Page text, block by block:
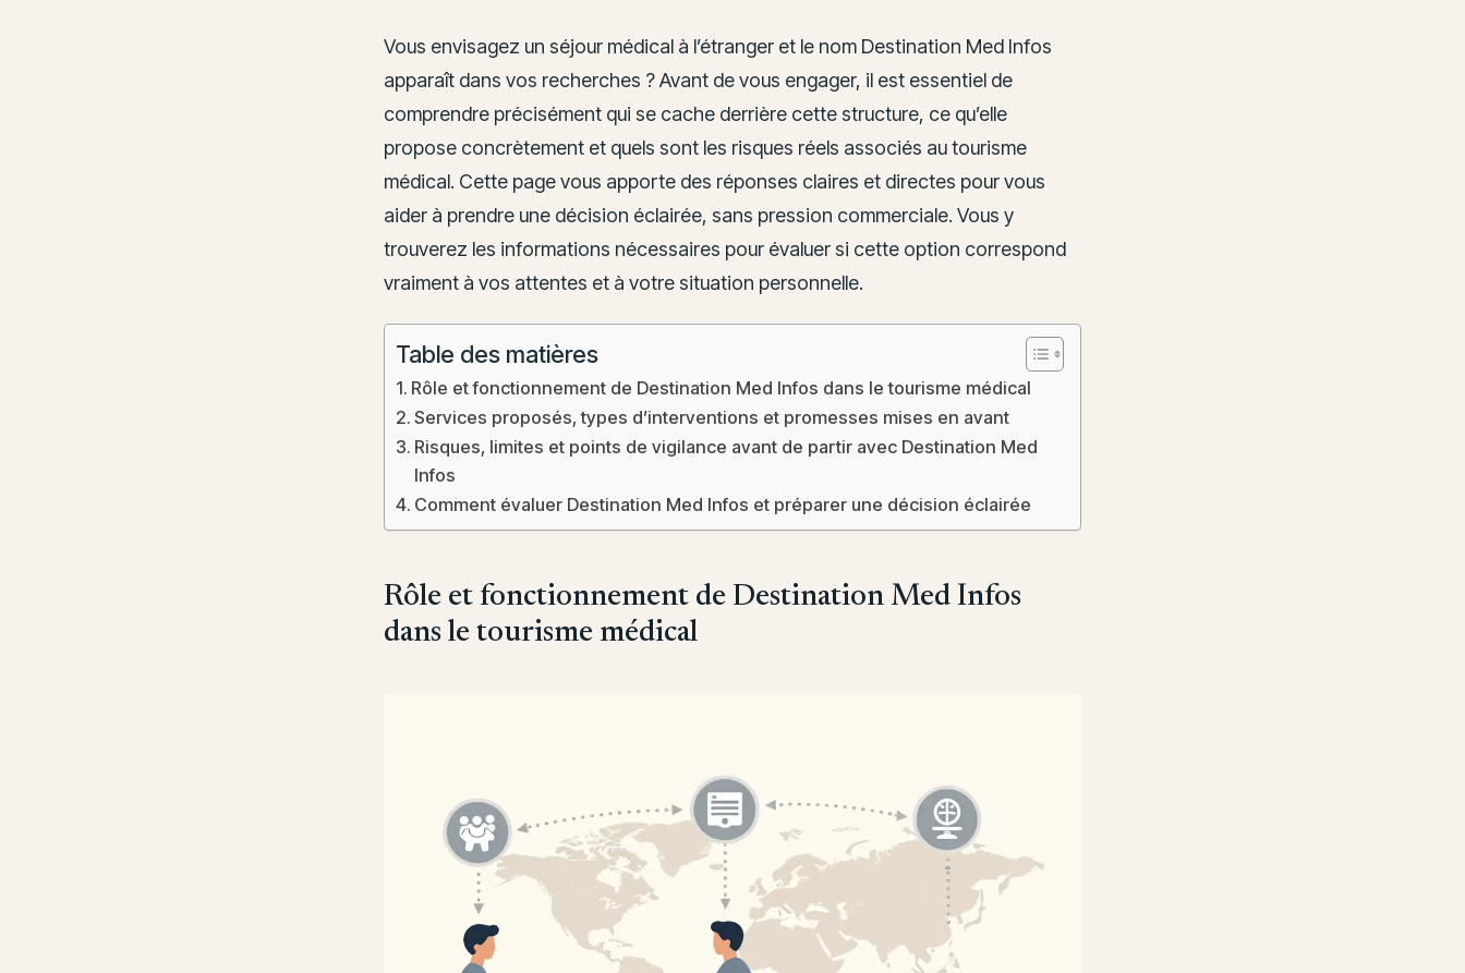
Vous envisagez un séjour médical à l’étranger et le nom Destination Med Infos
apparaît dans vos recherches ? Avant de vous engager, il est essentiel de
comprendre précisément qui se cache derrière cette structure, ce qu’elle
propose concrètement et quels sont les risques réels associés au tourisme
médical. Cette page vous apporte des réponses claires et directes pour vous
aider à prendre une décision éclairée, sans pression commerciale. Vous y
trouverez les informations nécessaires pour évaluer si cette option correspond
vraiment à vos attentes et à votre situation personnelle.
Table des matières
Rôle et fonctionnement de Destination Med Infos dans le tourisme médical
Services proposés, types d’interventions et promesses mises en avant
Risques, limites et points de vigilance avant de partir avec Destination Med
Infos
Comment évaluer Destination Med Infos et préparer une décision éclairée
Rôle et fonctionnement de Destination Med Infos
dans le tourisme médical